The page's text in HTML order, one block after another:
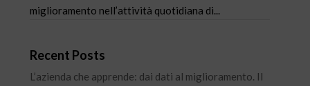
miglioramento nell’attività quotidiana di...
Recent Posts
L’azienda che apprende: dai dati al miglioramento. Il